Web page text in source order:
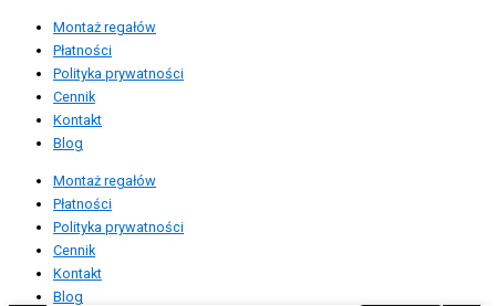
Montaż regałów
Płatności
Polityka prywatności
Cennik
Kontakt
Blog
Montaż regałów
Płatności
Polityka prywatności
Cennik
Kontakt
Blog